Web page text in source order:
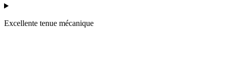
Excellente tenue mécanique